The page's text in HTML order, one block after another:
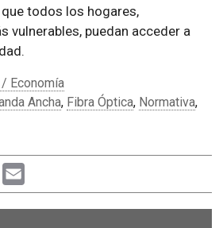
todos los hogares,
vulnerables, puedan acceder a
Economía
Ancha, Fibra Óptica, Normativa,
Email